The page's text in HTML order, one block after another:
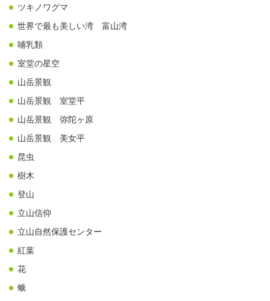
ツキノワグマ
世界で最も美しい湾 富山湾
哺乳類
室堂の星空
山岳景観
山岳景観 室堂平
山岳景観 弥陀ヶ原
山岳景観 美女平
昆虫
樹木
登山
立山信仰
立山自然保護センター
紅葉
花
蛾